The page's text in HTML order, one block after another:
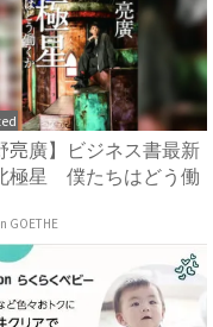
亮廣】ビジネス書最新
極星 僕たちはどう働
GOETHE